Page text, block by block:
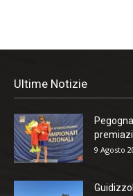
Ultime Notizie
9 Agosto